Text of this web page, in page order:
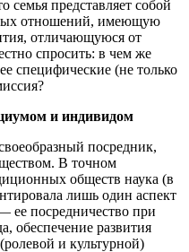
семья представляет собой
отношений, имеющую
отличающуюся от
спросить: в чем же
специфические (не только
и индивидом
посредник,
В точном
обществ наука (в
лишь один аспект
ее посредничество при
обеспечение развития
и культурной)